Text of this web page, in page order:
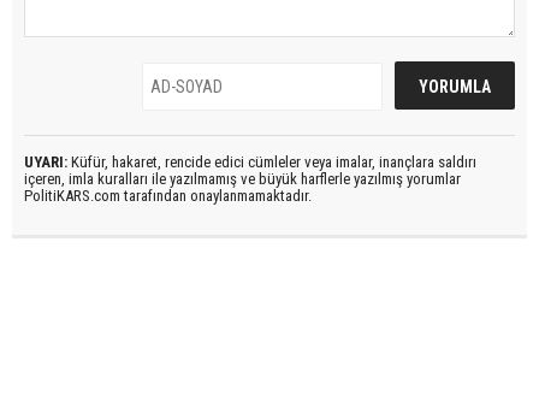
UYARI: Küfür, hakaret, rencide edici cümleler veya imalar, inançlara saldırı
içeren, imla kuralları ile yazılmamış ve büyük harflerle yazılmış yorumlar
PolitiKARS.com tarafından onaylanmamaktadır.